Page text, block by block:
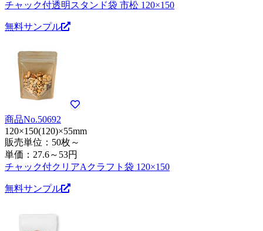
チャック付透明スタンド袋 市松 120×150
無料サンプル
商品No.50692
120×150(120)×55mm
販売単位：50枚～
単価： 27.6～53円
チャック付クリアAクラフト袋 120×150
無料サンプル